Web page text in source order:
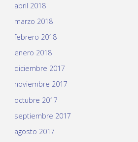
abril 2018
marzo 2018
febrero 2018
enero 2018
diciembre 2017
noviembre 2017
octubre 2017
septiembre 2017
agosto 2017